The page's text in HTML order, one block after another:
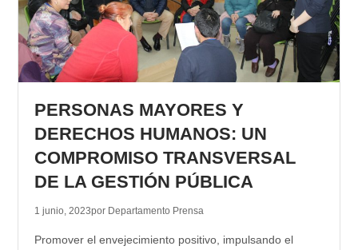
GALERIA DE FOTOS
APP MÓVIL
PERSONAS MAYORES Y
DERECHOS HUMANOS: UN
COMPROMISO TRANSVERSAL
DE LA GESTIÓN PÚBLICA
1 junio, 2023por Departamento Prensa
Promover el envejecimiento positivo, impulsando el